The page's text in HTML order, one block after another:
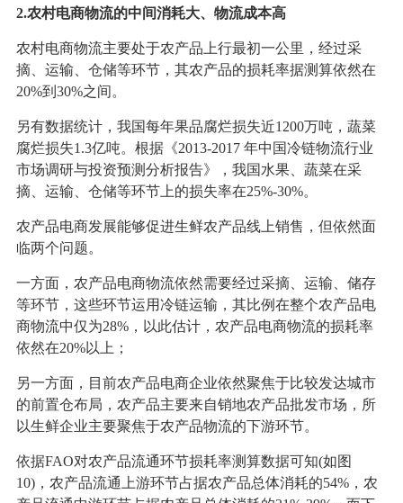
2.农村电商物流的中间消耗大、物流成本高
农村电商物流主要处于农产品上行最初一公里，经过采
摘、运输、仓储等环节，其农产品的损耗率据测算依然在
20%到30%之间。
另有数据统计，我国每年果品腐烂损失近1200万吨，蔬菜
腐烂损失1.3亿吨。根据《2013-2017 年中国冷链物流行业
市场调研与投资预测分析报告》，我国水果、蔬菜在采
摘、运输、仓储等环节上的损失率在25%-30%。
农产品电商发展能够促进生鲜农产品线上销售，但依然面
临两个问题。
一方面，农产品电商物流依然需要经过采摘、运输、储存
等环节，这些环节运用冷链运输，其比例在整个农产品电
商物流中仅为28%，以此估计，农产品电商物流的损耗率
依然在20%以上；
另一方面，目前农产品电商企业依然聚焦于比较发达城市
的前置仓布局，农产品主要来自销地农产品批发市场，所
以生鲜企业主要聚焦于农产品物流的下游环节。
依据FAO对农产品流通环节损耗率测算数据可知(如图
10)，农产品流通上游环节占据农产品总体消耗的54%，农